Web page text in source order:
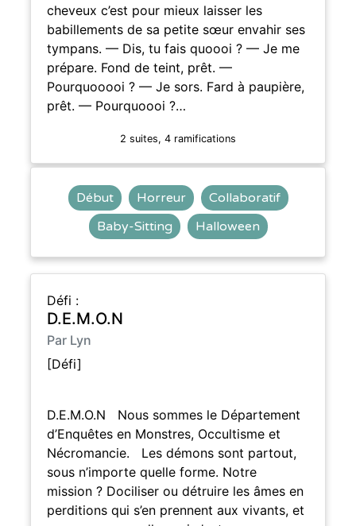
cheveux c’est pour mieux laisser les
babillements de sa petite sœur envahir ses
tympans. — Dis, tu fais quoooi ? — Je me
prépare. Fond de teint, prêt. —
Pourquooooi ? — Je sors. Fard à paupière,
prêt. — Pourquoooi ?…
2 suites, 4 ramifications
Début Horreur
Collaboratif
Baby-Sitting
Halloween
Défi :
D.E.M.O.N
Par Lyn
[Défi]
D.E.M.O.N Nous sommes le Département
d’Enquêtes en Monstres, Occultisme et
Nécromancie. Les démons sont partout,
sous n’importe quelle forme. Notre
mission ? Dociliser ou détruire les âmes en
perditions qui s’en prennent aux vivants, et